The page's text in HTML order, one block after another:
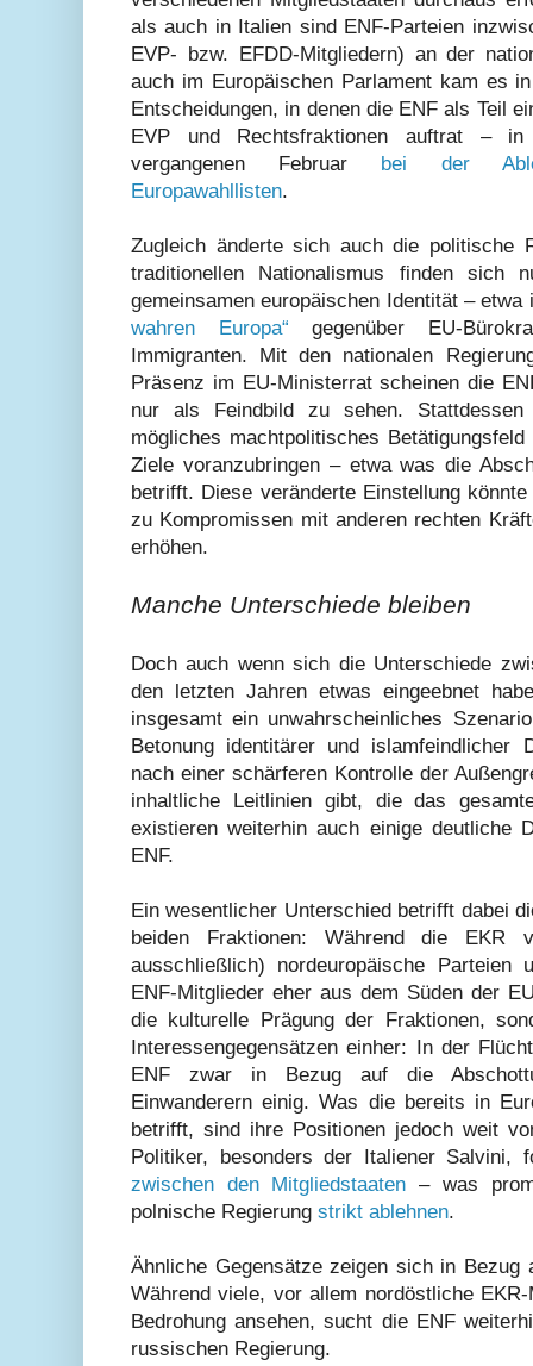
als auch in Italien sind ENF-Parteien
EVP- bzw. EFDD-Mitgliedern) an der
auch im Europäischen Parlament kam es
Entscheidungen, in denen die ENF als Teil
EVP und Rechtsfraktionen auftrat –
vergangenen Februar bei der
Europawahllisten.
Zugleich änderte sich auch die politische
traditionellen Nationalismus finden sich
gemeinsamen europäischen Identität –
wahren Europa“ gegenüber EU-
Immigranten. Mit den nationalen
Präsenz im EU-Ministerrat scheinen die
nur als Feindbild zu sehen.
mögliches machtpolitisches
Ziele voranzubringen – etwa was die
betrifft. Diese veränderte Einstellung
zu Kompromissen mit anderen rechten
erhöhen.
Manche Unterschiede bleiben
Doch auch wenn sich die Unterschiede
den letzten Jahren etwas eingeebnet
insgesamt ein unwahrscheinliches
Betonung identitärer und islamfeindlicher
nach einer schärferen Kontrolle der
inhaltliche Leitlinien gibt, die das
existieren weiterhin auch einige deutliche
ENF.
Ein wesentlicher Unterschied betrifft dabei
beiden Fraktionen: Während die EKR
ausschließlich) nordeuropäische Parteien
ENF-Mitglieder eher aus dem Süden der
die kulturelle Prägung der Fraktionen,
Interessengegensätzen einher: In der
ENF zwar in Bezug auf die
Einwanderern einig. Was die bereits in
betrifft, sind ihre Positionen jedoch weit
Politiker, besonders der Italiener Salvini,
zwischen den Mitgliedstaaten – was
polnische Regierung strikt ablehnen.
Ähnliche Gegensätze zeigen sich in Bezug
Während viele, vor allem nordöstliche
Bedrohung ansehen, sucht die ENF
russischen Regierung.